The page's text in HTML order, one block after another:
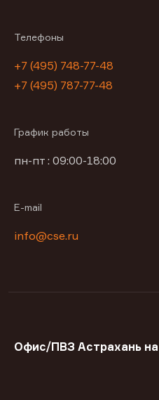
Телефоны
+7 (495) 748-77-48
+7 (495) 787-77-48
График работы
пн-пт : 09:00-18:00
E-mail
info@cse.ru
Офис/ПВЗ Астрахань